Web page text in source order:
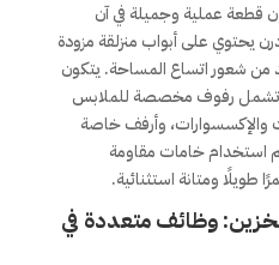
قطعة عملية وجميلة في آن
يحتوي على أبواب منزلقة مزودة
من شعور اتساع المساحة. يتكون
تشمل رفوف مخصصة للملابس
والإكسسوارات، وأرفف خاصة
استخدام خامات مقاومة
ومتانة استثنائية.
وظائف متعددة في